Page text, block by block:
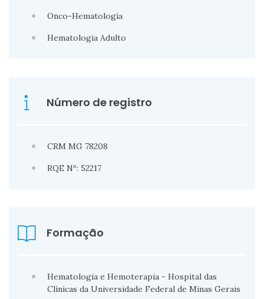
Onco-Hematologia
Hematologia Adulto
Número de registro
CRM MG 78208
RQE Nº: 52217
Formação
Hematologia e Hemoterapia - Hospital das
Clínicas da Universidade Federal de Minas Gerais